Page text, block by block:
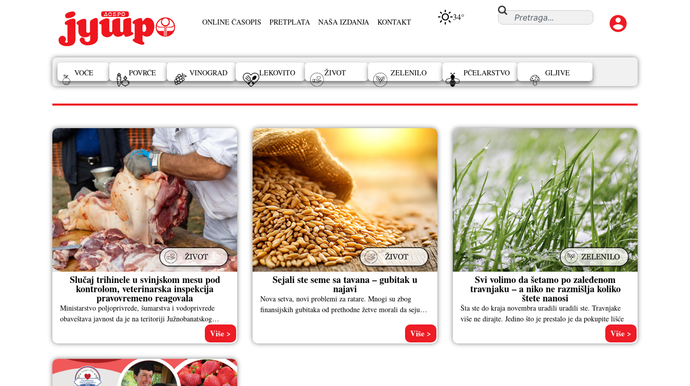
ONLINE ČASOPIS PRETPLATA NAŠA IZDANJA KONTAKT 34°
VOĆE POVRĆE VINOGRAD LEKOVITO ŽIVOT ZELENILO PČELARSTVO GLJIVE
decembar 20, 2025
Slučaj trihinele u svinjskom mesu pod
kontrolom, veterinarska inspekcija
pravovremeno reagovala
Ministarstvo poljoprivrede, šumarstva i vodoprivrede
obaveštava javnost da je na teritoriji Južnobanatskog
okruga utvrđen slučaj trihineloze kod svinjskog mesa, kao
Više >
Sejali ste seme sa tavana – gubitak u
najavi
Nova setva, novi problemi za ratare. Mnogi su zbog
finansijskih gubitaka od prethodne žetve morali da seju
Više >
Svi volimo da šetamo po zaleđenom
travnjaku – a niko ne razmišlja koliko
štete nanosi
Šta ste do kraja novembra uradili uradili ste. Travnjake
više ne dirajte. Jedino što je prestalo je da pokupite lišće
Više >